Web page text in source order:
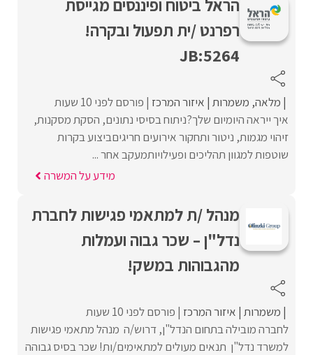
הראל ביטוח ופיננסים מגייסת
רפרנט /ית תפעול ובקרה!
JB:5264
מלאה משמרות איזור המרכז פורסם לפני 10 שעות
איך ייראה היומיום שלך?ניתוח בסיסי נתונים, הסקת מסקנות,
זיהוי מגמות, ניטור ותחקור אירועים חריגיםביצוע בקרות
שוטפות למגוון תהליכים ופעילויותמעקב אחר ...
מידע על המשרה
מנהל /ת למתאמי פגישות לחברת
נדל"ן – שכר גבוה ועמלות
מהגבוהות במשק!
משמרות איזור המרכז פורסם לפני 10 שעות
לחברה מובילה בתחום הנדל"ן, דרוש/ה מנהל מתאמי פגישות
למשרד נדל"ן תנאים מעולים למתאימים/ות! שכר בסיס גבוהה